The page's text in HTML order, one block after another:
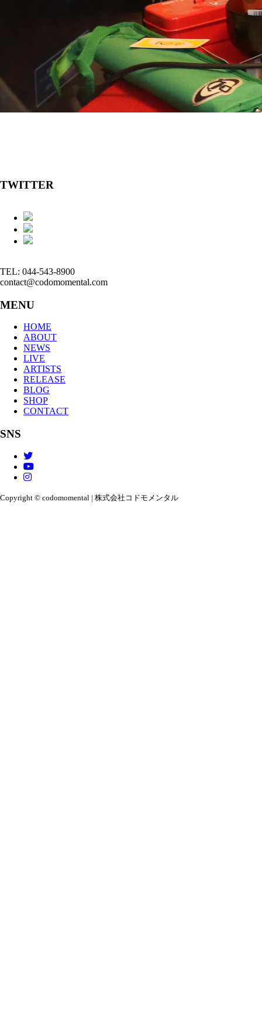
TWITTER
TEL: 044-543-8900
contact@codomomental.com
MENU
HOME
ABOUT
NEWS
LIVE
ARTISTS
RELEASE
BLOG
SHOP
CONTACT
SNS
Copyright © codomomental | 株式会社コドモメンタル